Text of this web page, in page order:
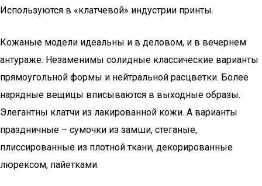
Используются в «клатчевой» индустрии принты.
Кожаные модели идеальны и в деловом, и в вечернем
антураже. Незаменимы солидные классические варианты
прямоугольной формы и нейтральной расцветки. Более
нарядные вещицы вписываются в выходные образы.
Элегантны клатчи из лакированной кожи. А варианты
праздничные – сумочки из замши, стеганые,
плиссированные из плотной ткани, декорированные
люрексом, пайетками.